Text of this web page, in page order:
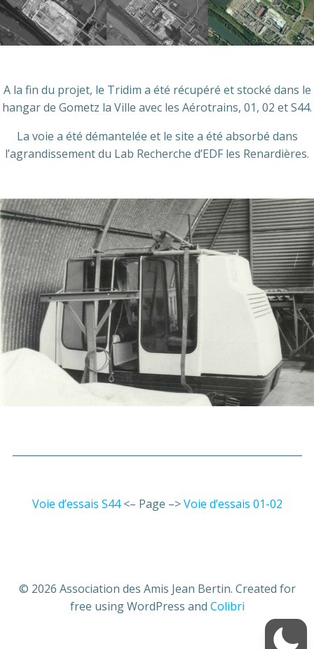
A la fin du projet, le Tridim a été récupéré et stocké dans le
hangar de Gometz la Ville avec les Aérotrains, 01, 02 et S44.
La voie a été démantelée et le site a été absorbé dans
l’agrandissement du Lab Recherche d’EDF les Renardières.
Voie d’essais S44<– Page –>Voie d’essais 01-02
© 2026 Association des Amis Jean Bertin. Created for
free using WordPress and Colibri